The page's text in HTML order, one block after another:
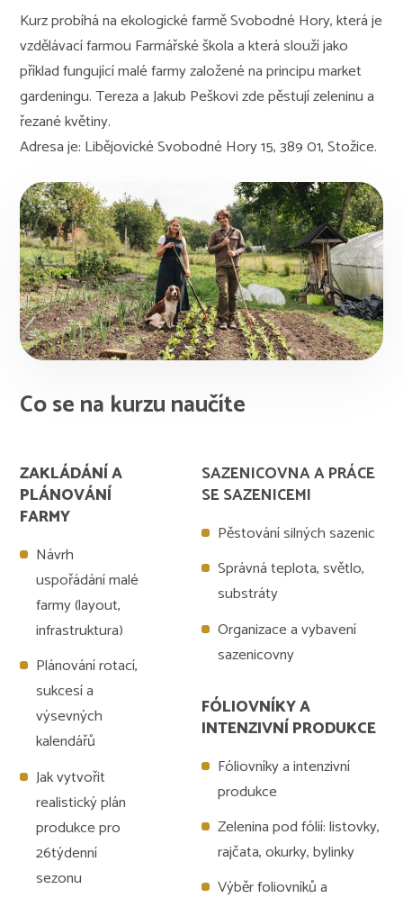
Kurz probíhá na ekologické farmě Svobodné Hory, která je
vzdělávací farmou Farmářské škola a která slouží jako
příklad fungující malé farmy založené na principu market
gardeningu. Tereza a Jakub Peškovi zde pěstují zeleninu a
řezané květiny.
Adresa je: Libějovické Svobodné Hory 15, 389 01, Stožice.
Co se na kurzu naučíte
ZAKLÁDÁNÍ A
PLÁNOVÁNÍ
FARMY
Návrh
uspořádání malé
farmy (layout,
infrastruktura)
Plánování rotací,
sukcesí a
výsevných
kalendářů
Jak vytvořit
realistický plán
produkce pro
26týdenní
sezonu
SAZENICOVNA A PRÁCE
SE SAZENICEMI
Pěstování silných sazenic
Správná teplota, světlo,
substráty
Organizace a vybavení
sazenicovny
FÓLIOVNÍKY A
INTENZIVNÍ PRODUKCE
Fóliovníky a intenzivní
produkce
Zelenina pod fólií: listovky,
rajčata, okurky, bylinky
Výběr foliovníků a